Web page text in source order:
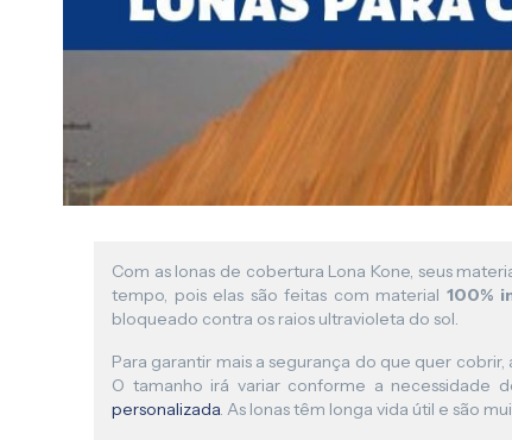
Com as lonas de cobertura Lona Kone, seus
tempo, pois elas são feitas com material 100%
bloqueado contra os raios ultravioleta do sol.
Para garantir mais a segurança do que quer
O tamanho irá variar conforme a necessidade
personalizada. As lonas têm longa vida útil e são